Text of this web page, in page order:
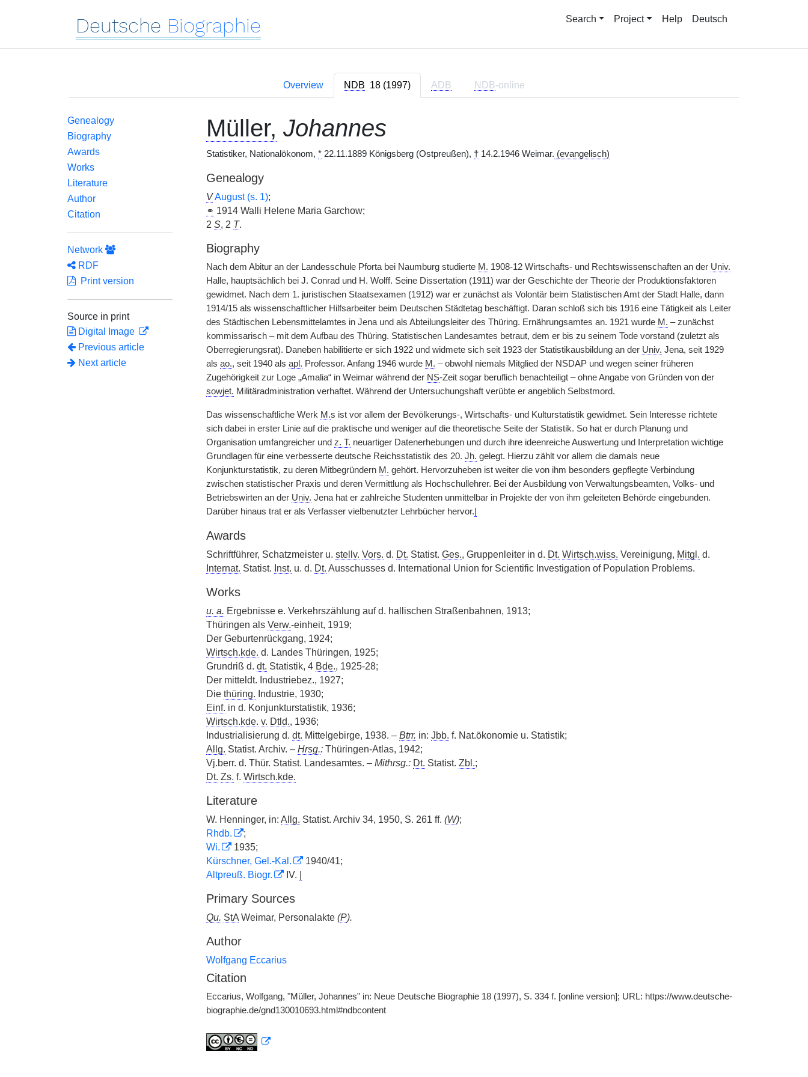
Deutsche Biographie Search Project Help Deutsch
Overview NDB 18 (1997) ADB NDB-online
Genealogy
Biography
Awards
Works
Literature
Author
Citation
Network
RDF
Print version
Source in print
Digital Image
Previous article
Next article
Müller, Johannes
Statistiker, Nationalökonom, *22.11.1889 Königsberg (Ostpreußen), †14.2.1946 Weimar. (evangelisch)
Genealogy
VAugust (s. 1);
⚭ 1914 Walli Helene Maria Garchow;
2 S, 2 T.
Biography
Nach dem Abitur an der Landesschule Pforta bei Naumburg studierte M. 1908-12 Wirtschafts- und Rechtswissenschaften an der Univ.
Halle, hauptsächlich bei J. Conrad und H. Wolff. Seine Dissertation (1911) war der Geschichte der Theorie der Produktionsfaktoren
gewidmet. Nach dem 1. juristischen Staatsexamen (1912) war er zunächst als Volontär beim Statistischen Amt der Stadt Halle, dann
1914/15 als wissenschaftlicher Hilfsarbeiter beim Deutschen Städtetag beschäftigt. Daran schloß sich bis 1916 eine Tätigkeit als Leiter
des Städtischen Lebensmittelamtes in Jena und als Abteilungsleiter des Thüring. Ernährungsamtes an. 1921 wurde M. – zunächst
kommissarisch – mit dem Aufbau des Thüring. Statistischen Landesamtes betraut, dem er bis zu seinem Tode vorstand (zuletzt als
Oberregierungsrat). Daneben habilitierte er sich 1922 und widmete sich seit 1923 der Statistikausbildung an der Univ. Jena, seit 1929
als ao., seit 1940 als apl. Professor. Anfang 1946 wurde M. – obwohl niemals Mitglied der NSDAP und wegen seiner früheren
Zugehörigkeit zur Loge „Amalia“ in Weimar während der NS-Zeit sogar beruflich benachteiligt – ohne Angabe von Gründen von der
sowjet. Militäradministration verhaftet. Während der Untersuchungshaft verübte er angeblich Selbstmord.
Das wissenschaftliche Werk M.s ist vor allem der Bevölkerungs-, Wirtschafts- und Kulturstatistik gewidmet. Sein Interesse richtete
sich dabei in erster Linie auf die praktische und weniger auf die theoretische Seite der Statistik. So hat er durch Planung und
Organisation umfangreicher und z. T. neuartiger Datenerhebungen und durch ihre ideenreiche Auswertung und Interpretation wichtige
Grundlagen für eine verbesserte deutsche Reichsstatistik des 20. Jh. gelegt. Hierzu zählt vor allem die damals neue
Konjunkturstatistik, zu deren Mitbegründern M. gehört. Hervorzuheben ist weiter die von ihm besonders gepflegte Verbindung
zwischen statistischer Praxis und deren Vermittlung als Hochschullehrer. Bei der Ausbildung von Verwaltungsbeamten, Volks- und
Betriebswirten an der Univ. Jena hat er zahlreiche Studenten unmittelbar in Projekte der von ihm geleiteten Behörde eingebunden.
Darüber hinaus trat er als Verfasser vielbenutzter Lehrbücher hervor.
Awards
Schriftführer, Schatzmeister u. stellv. Vors. d. Dt. Statist. Ges., Gruppenleiter in d. Dt. Wirtsch.wiss. Vereinigung, Mitgl. d.
Internat. Statist. Inst. u. d. Dt. Ausschusses d. International Union for Scientific Investigation of Population Problems.
Works
u. a. Ergebnisse e. Verkehrszählung auf d. hallischen Straßenbahnen, 1913;
Thüringen als Verw.-einheit, 1919;
Der Geburtenrückgang, 1924;
Wirtsch.kde. d. Landes Thüringen, 1925;
Grundriß d. dt. Statistik, 4 Bde., 1925-28;
Der mitteldt. Industriebez., 1927;
Die thüring. Industrie, 1930;
Einf. in d. Konjunkturstatistik, 1936;
Wirtsch.kde. v. Dtld., 1936;
Industrialisierung d. dt. Mittelgebirge, 1938. – Btrr. in: Jbb. f. Nat.ökonomie u. Statistik;
Allg. Statist. Archiv. – Hrsg.:Thüringen-Atlas, 1942;
Vj.berr. d. Thür. Statist. Landesamtes. – Mithrsg.: Dt. Statist. Zbl.;
Dt. Zs. f. Wirtsch.kde.
Literature
W. Henninger, in: Allg. Statist. Archiv 34, 1950, S. 261 ff. (W);
Rhdb.
;
Wi.
1935;
Kürschner, Gel.-Kal.
1940/41;
Altpreuß. Biogr.
IV.
Primary Sources
Qu. StAWeimar, Personalakte (P).
Author
Wolfgang Eccarius
Citation
Eccarius, Wolfgang, "Müller, Johannes" in: Neue Deutsche Biographie 18 (1997), S. 334 f. [online version]; URL: https://www.deutsche-
biographie.de/gnd130010693.html#ndbcontent